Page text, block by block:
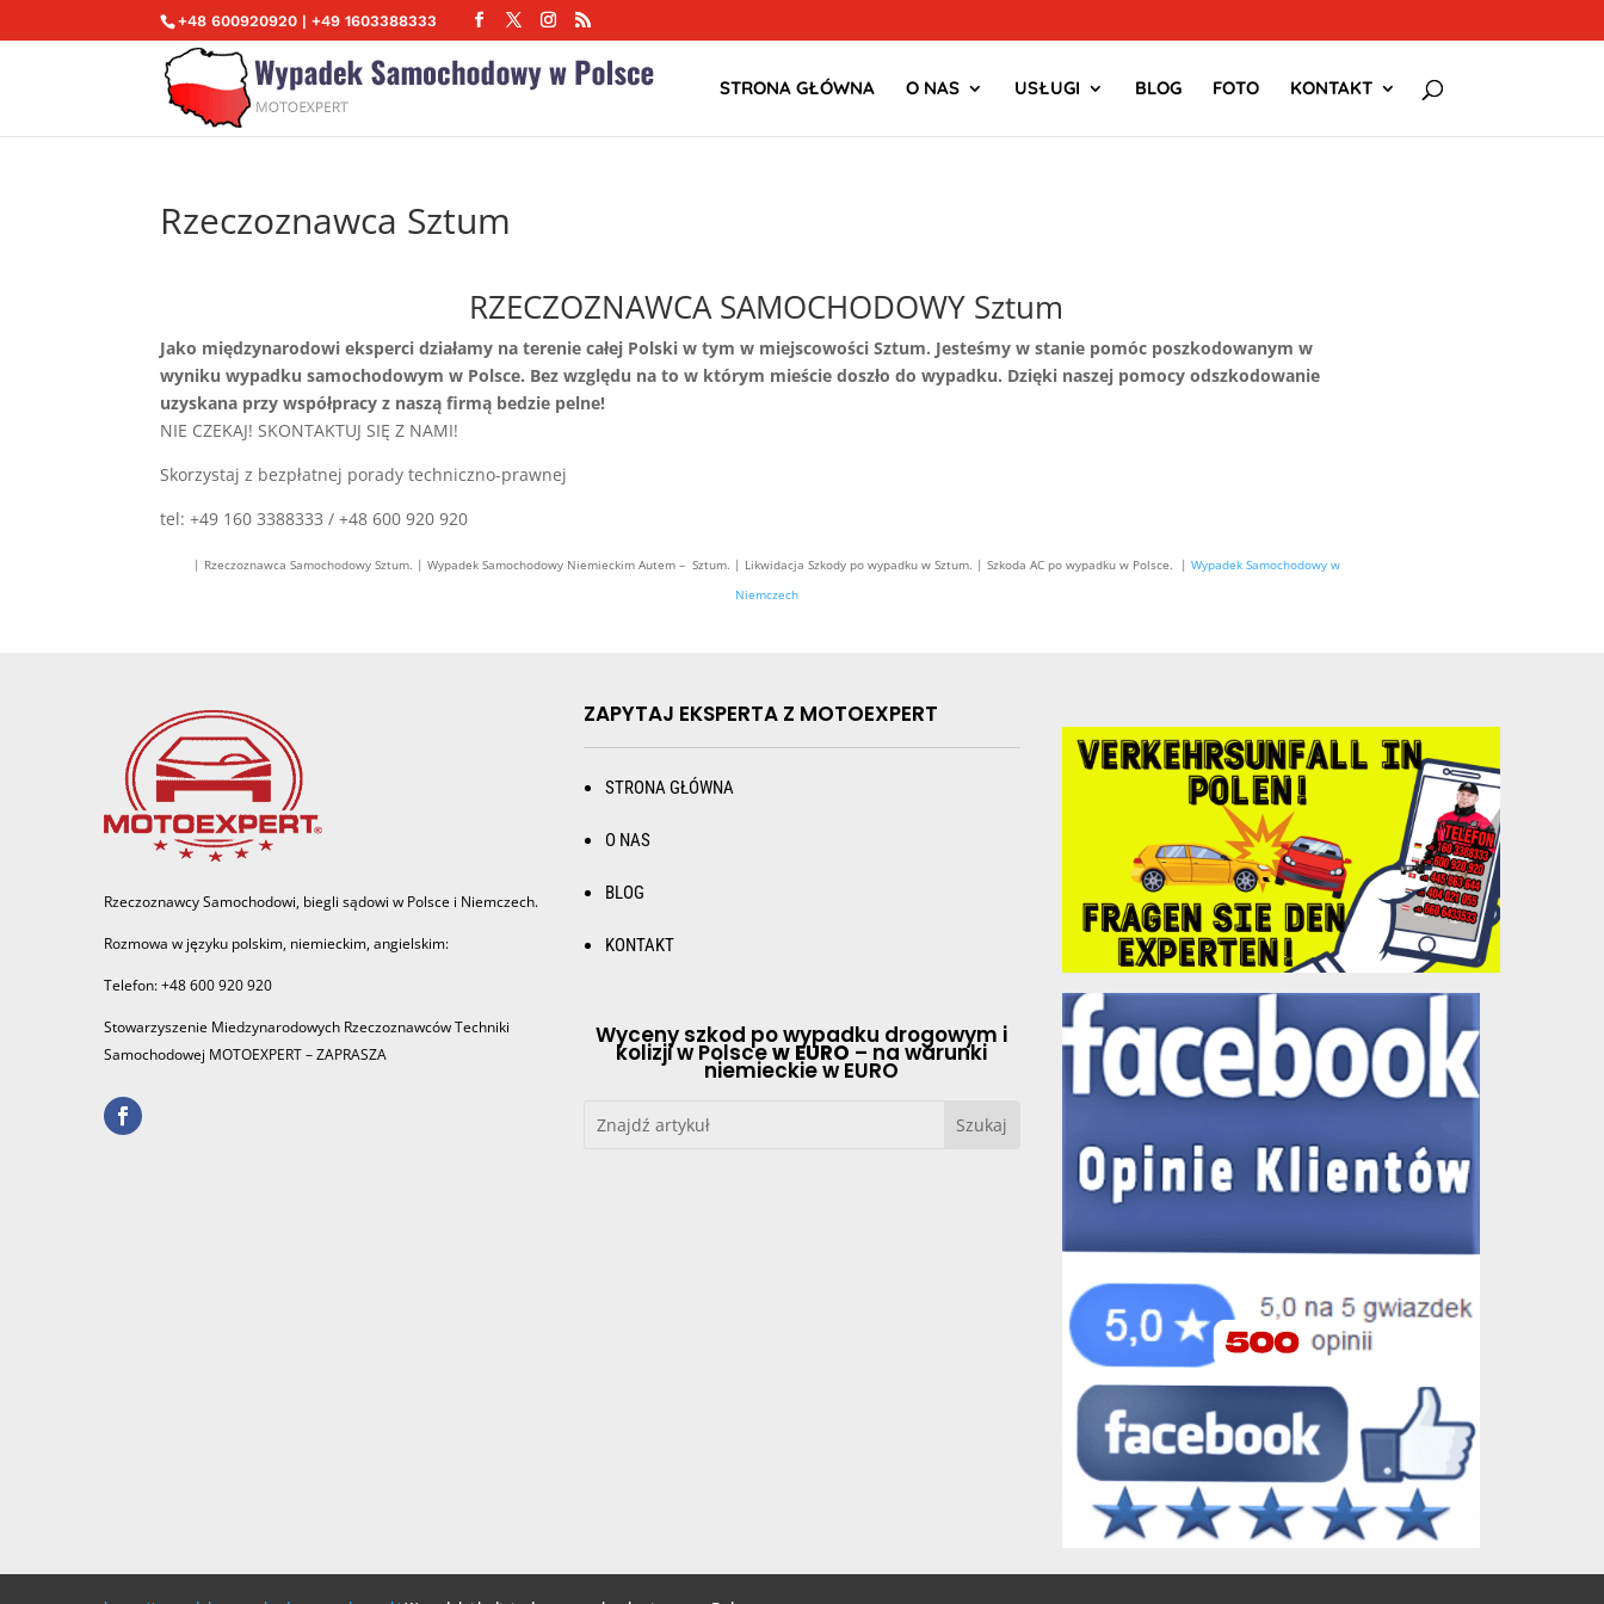
+48 600920920 | +49 1603388333
STRONA GŁÓWNA O NAS USŁUGI BLOG FOTO KONTAKT
Rzeczoznawca Sztum
RZECZOZNAWCA SAMOCHODOWY Sztum
Jako międzynarodowi eksperci działamy na terenie całej Polski w tym w miejscowości Sztum. Jesteśmy w stanie pomóc poszkodowanym w
wyniku wypadku samochodowym w Polsce. Bez względu na to w którym mieście doszło do wypadku. Dzięki naszej pomocy odszkodowanie
uzyskana przy współpracy z naszą firmą bedzie pelne!
NIE CZEKAJ! SKONTAKTUJ SIĘ Z NAMI!
Skorzystaj z bezpłatnej porady techniczno-prawnej
tel: +49 160 3388333 / +48 600 920 920
| Rzeczoznawca Samochodowy Sztum. | Wypadek Samochodowy Niemieckim Autem – Sztum. | Likwidacja Szkody po wypadku w Sztum. | Szkoda AC po wypadku w Polsce. | Wypadek Samochodowy w
Niemczech
Rzeczoznawcy Samochodowi, biegli sądowi w Polsce i Niemczech.
Rozmowa w języku polskim, niemieckim, angielskim:
Telefon: +48 600 920 920
Stowarzyszenie Miedzynarodowych Rzeczoznawców Techniki
Samochodowej MOTOEXPERT – ZAPRASZA
ZAPYTAJ EKSPERTA Z MOTOEXPERT
STRONA GŁÓWNA
O NAS
BLOG
KONTAKT
Wyceny szkod po wypadku drogowym i
kolizji w Polscew EURO – na warunki
niemieckie w EURO